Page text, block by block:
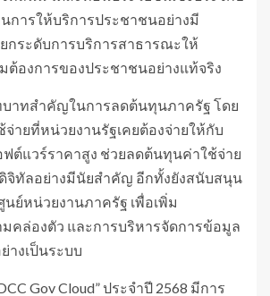
การให้บริการประชาชนอย่างมี
กระดับการบริการสาธารณะให้
ต้องการของประชาชนอย่างแท้จริง
าทสำคัญในการลดต้นทุนภาครัฐ โดย
ายที่หน่วยงานรัฐเคยต้องจ่ายให้กับ
ฟต์แวร์ราคาสูง ช่วยลดต้นทุนค่าใช้จ่าย
จิทัลอย่างมีนัยสำคัญ อีกทั้งยังสนับสนุน
ย์หน่วยงานภาครัฐ เพื่อเพิ่ม
คล่องตัว และการบริหารจัดการข้อมูล
างเป็นระบบ
Gov Cloud” ประจำปี 2568 มีการ